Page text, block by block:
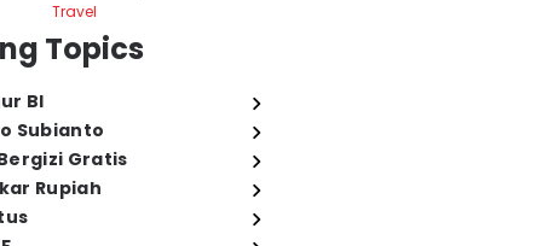
Travel
Topics
BI
Subianto
Gratis
Rupiah